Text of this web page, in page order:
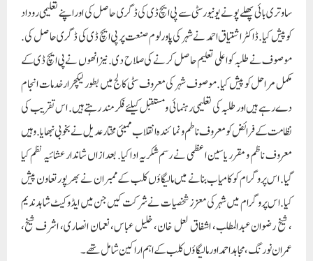
ساوتری بائی پھلے پونے یونیورسٹی سے پی ایچ ڈی کی ڈگری حاصل کی اور اپنے تعلیمی روداد
کو پیش کیا. ڈاکٹر اشتیاق احمد نے شہر کی پاورلوم صنعت پر پی ایچ ڈی کی ڈگری حاصل کی.
موصوف نے طلبہ کو اعلی تعلیم حاصل کرنے کی صلاح دی. نیز انھوں نے پی ایچ ڈی کے
مکمل مراحل کو پیش کیا. موصوف شہر کی معروف سٹی کالج میں بطور لیکچرار خدمات انجام
دے رہے ہیں اور طلبہ کی تعلیمی رہنمائی و مستقبل کیلئے فکرمند رہتے ہیں. اس تقریب کی
نظامت کے فرائض کو معروف ناطم و نمائندہ انقلاب ممبئی مختار عدیل نے بخوبی نبھایا. وہیں
معروف ناظم و مقرر یاسین اعظمی نے رسم شکریہ ادا کیا. بعدازاں شاندار عشائیہ نظم کیا
گیا. اس پروگرام کو کامیاب بنانے میں مالیگاؤں کلب کے ممبران نے بھرپور تعاون پیش
کیا. اس پروگرام میں شہر کی معزز شخصیات نے شرکت کیں جن میں ایڈوکیٹ شاہد ندیم
، شیخ رضوان عبدالمطلب، اشفاق لعل خان، خلیل عباس، نعمان انصاری، اشرف شیخ،
عمران نورنگ، مجاہد احمد اور مالیگاؤں کلب کے اہم اراکین شامل تھے۔